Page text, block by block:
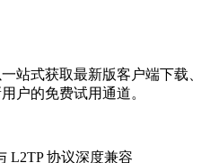
站式获取最新版客户端下载、
户的免费试用通道。
L2TP 协议深度兼容